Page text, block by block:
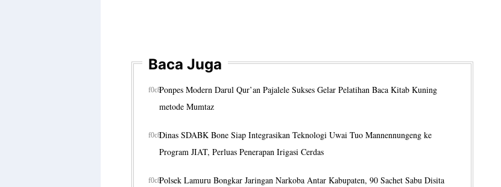
Baca Juga
Ponpes Modern Darul Qur’an Pajalele Sukses Gelar Pelatihan Baca Kitab Kuning
metode Mumtaz
Dinas SDABK Bone Siap Integrasikan Teknologi Uwai Tuo Mannennungeng ke
Program JIAT, Perluas Penerapan Irigasi Cerdas
Polsek Lamuru Bongkar Jaringan Narkoba Antar Kabupaten, 90 Sachet Sabu Disita